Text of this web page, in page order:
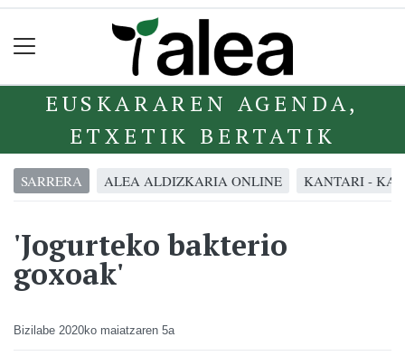
EUSKARAREN AGENDA,
ETXETIK BERTATIK
SARRERA ALEA ALDIZKARIA ONLINE KANTARI -
'Jogurteko bakterio
goxoak'
Bizilabe 2020ko maiatzaren 5a